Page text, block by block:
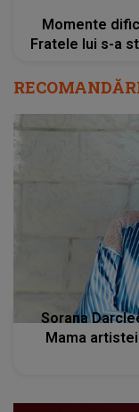
Momente
Fratele lui s-a
Sorana
Mama